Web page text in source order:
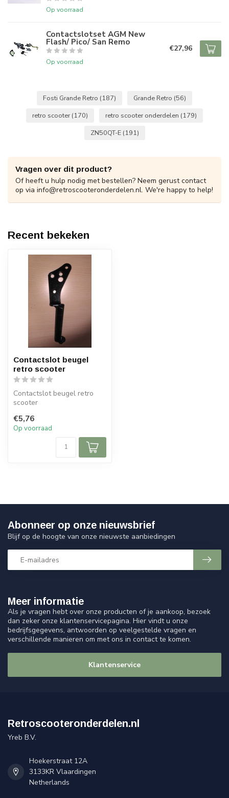
Op voorraad
Contactslotset AGM New
Flash/ Pico/ San Remo
Op voorraad
€27,96
Fosti Grande Retro (187) Grande Retro (56)
retro scooter (170) retro scooter onderdelen (179)
ZN50QT-E (191)
Vragen over dit product?
Of heeft u hulp nodig met bestellen? Neem gerust contact
op via info@retroscooteronderdelen.nl. We're happy to help!
Recent bekeken
Contactslot beugel
retro scooter
Contactslot beugel retro
scooter
€5,76
Op voorraad
Meer informatie
Als je vragen hebt over onze producten of je aankoop, bezoek
dan zeker onze klantenservicepagina. Hier vindt u onze
bedrijfsgegevens, antwoorden op veelgestelde vragen en
verschillende manieren om met ons in contact te komen.
Klantenservice
Abonneer op onze nieuwsbrief
Blijf op de hoogte van onze nieuwste aanbiedingen
Retroscooteronderdelen.nl
Yreb B.V.
Hoekerstraat 12A
3133KR Vlaardingen
Netherlands